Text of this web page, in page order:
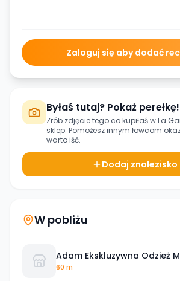
Zaloguj się aby dodać
Byłaś tutaj? Pokaż perełkę!
Zrób zdjęcie tego co kupiłaś wLa
sklep. Pomożesz innym łowcom
warto iść.
Dodaj znalezisko
W pobliżu
Adam Ekskluzywna Odzież
60 m